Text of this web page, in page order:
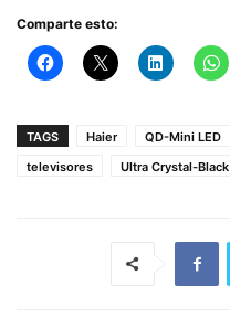
Comparte esto:
TAGS Haier QD-Mini LED
televisores
Ultra Crystal-Black